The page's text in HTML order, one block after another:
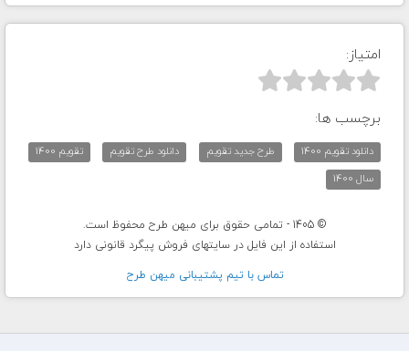
امتیاز:



برچسب ها:
دانلود تقویم 1400 طرح جدید تقویم دانلود طرح تقویم
تقویم 1400
سال 1400
© 1405 - تمامی حقوق برای میهن طرح محفوظ است.
استفاده از این فایل در سایتهای فروش پیگرد قانونی دارد
تماس با تيم پشتيبانی ميهن طرح